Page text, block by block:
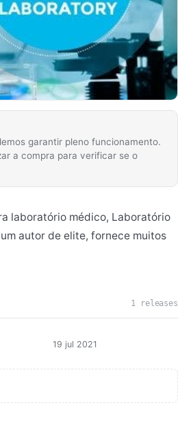
garantir pleno funcionamento.
a compra para verificar se o
laboratório médico, Laboratório
autor de elite, fornece muitos
1 releases
19 jul 2021